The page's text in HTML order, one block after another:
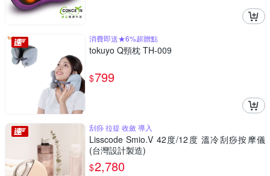
消費即送★6%超贈點
tokuyo Q頸枕 TH-009
$799
刮痧 拉提 收斂 導入
Lisscode Smio.V 42度/12度 溫冷刮痧按摩儀
(台灣設計製造)
$2,780